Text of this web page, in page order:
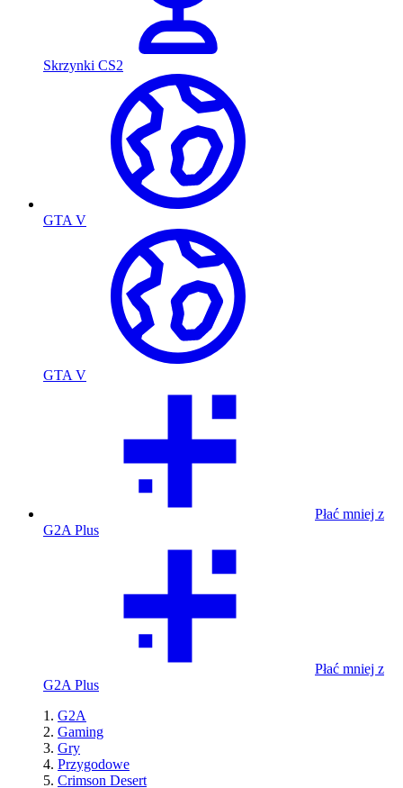
Skrzynki CS2
GTA V
GTA V
Płać mniej z
G2A Plus
Płać mniej z
G2A Plus
G2A
Gaming
Gry
Przygodowe
Crimson Desert